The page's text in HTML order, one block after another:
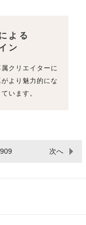
よる
ン
クリエイターに
より魅力的にな
います。
次へ